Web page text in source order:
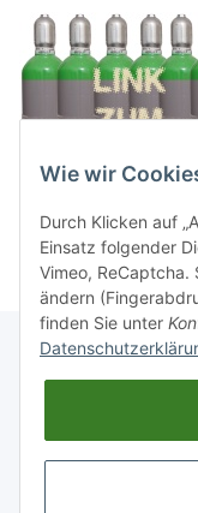
Gesetzliche
Wie wir
Durch Klicken auf
Einsatz folgender
Vimeo, ReCaptcha.
ändern
finden Sie unter